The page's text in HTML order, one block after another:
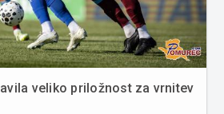
veliko priložnost za vrnitev